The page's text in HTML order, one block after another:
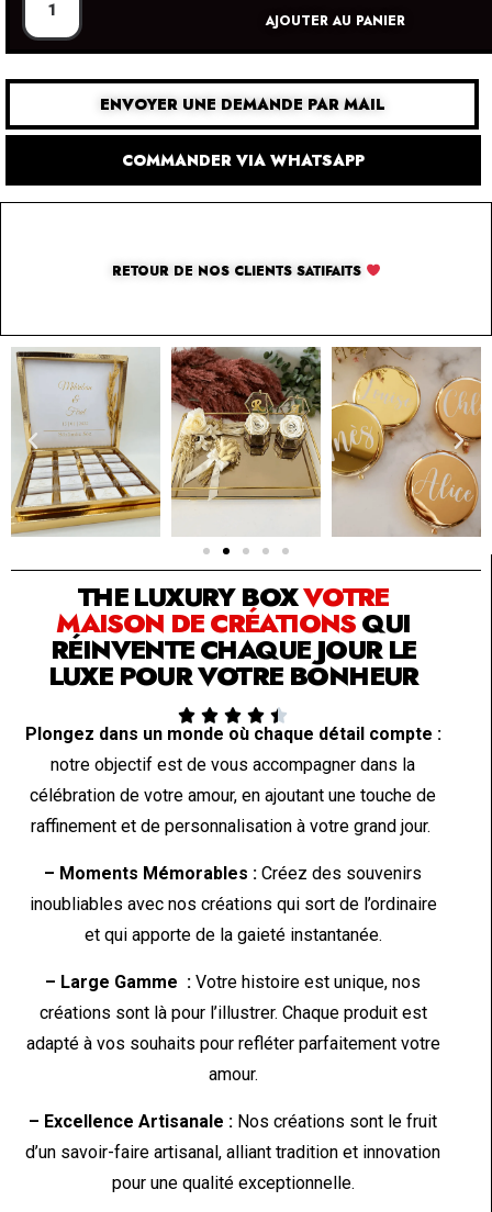
AJOUTER AU PANIER
ENVOYER UNE DEMANDE PAR MAIL
COMMANDER VIA WHATSAPP
RETOUR DE NOS CLIENTS SATIFAITS
SOLUTION PAR THE LUXURY BOX & CO
THE LUXURY BOXVOTRE
MAISON DE CRÉATIONSQUI
RÉINVENTE CHAQUE JOUR LE
LUXE POUR VOTRE BONHEUR
    
Plongez dans un monde où chaque détail compte :
notre objectif est de vous accompagner dans la
célébration de votre amour, en ajoutant une touche de
raffinement et de personnalisation à votre grand jour.
– Moments Mémorables : Créez des souvenirs
inoubliables avec nos créations qui sort de l’ordinaire
et qui apporte de la gaieté instantanée.
– Large Gamme : Votre histoire est unique, nos
créations sont là pour l’illustrer. Chaque produit est
adapté à vos souhaits pour refléter parfaitement votre
amour.
– Excellence Artisanale : Nos créations sont le fruit
d’un savoir-faire artisanal, alliant tradition et innovation
pour une qualité exceptionnelle.